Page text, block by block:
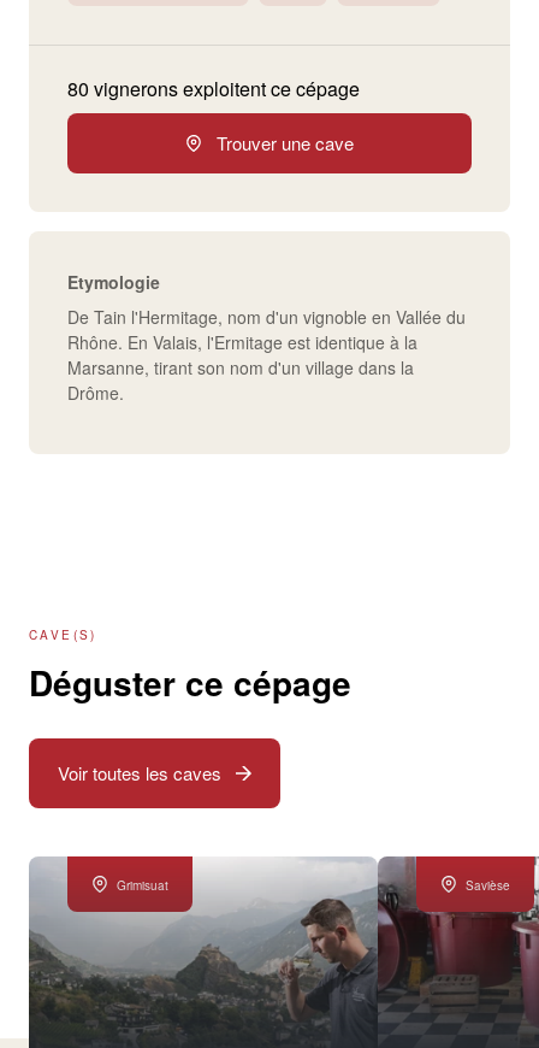
80 vignerons exploitent ce cépage
Trouver une cave
Etymologie
De Tain l'Hermitage, nom d'un vignoble en Vallée du
Rhône. En Valais, l'Ermitage est identique à la
Marsanne, tirant son nom d'un village dans la
Drôme.
CAVE(S)
Déguster ce cépage
Voir toutes les caves
Grimisuat Savièse